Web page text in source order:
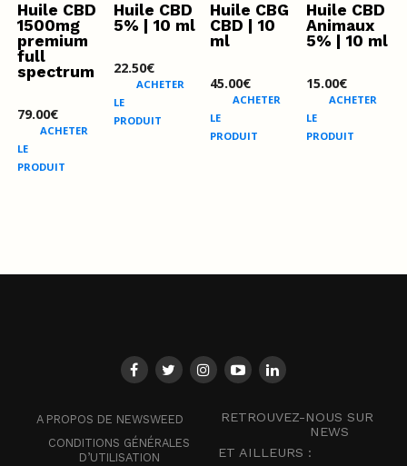
Huile CBD
1500mg
premium
full
spectrum
79.00€
ACHETER
LE
PRODUIT
Huile CBD
5% | 10 ml
22.50€
ACHETER
LE
PRODUIT
Huile CBG
CBD | 10
ml
45.00€
ACHETER
LE
PRODUIT
Huile CBD
Animaux
5% | 10 ml
15.00€
ACHETER
LE
PRODUIT
A PROPOS DE NEWSWEED
CONDITIONS GÉNÉRALES
D’UTILISATION
RETROUVEZ-NOUS SUR
NEWS
ET AILLEURS :